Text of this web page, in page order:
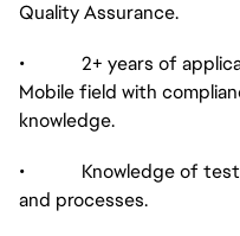
Quality Assurance.
• 2+ years of
Mobile field with
knowledge.
• Knowledge of test
and processes.